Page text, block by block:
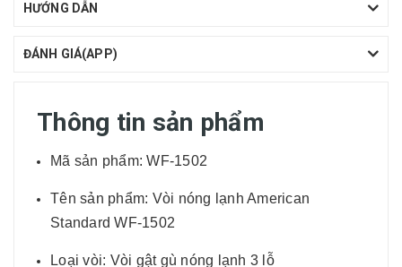
HƯỚNG DẪN
ĐÁNH GIÁ(APP)
Thông tin sản phẩm
Mã sản phẩm: WF-1502
Tên sản phẩm: Vòi nóng lạnh American
Standard WF-1502
Loại vòi: Vòi gật gù nóng lạnh 3 lỗ